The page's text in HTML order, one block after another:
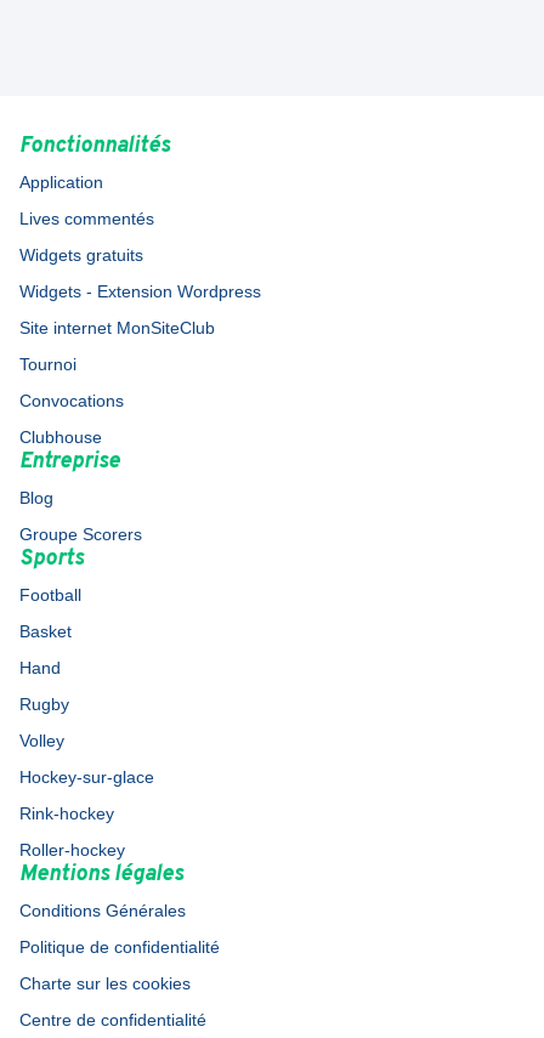
Fonctionnalités
Application
Lives commentés
Widgets gratuits
Widgets - Extension Wordpress
Site internet MonSiteClub
Tournoi
Convocations
Clubhouse
Entreprise
Blog
Groupe Scorers
Sports
Football
Basket
Hand
Rugby
Volley
Hockey-sur-glace
Rink-hockey
Roller-hockey
Mentions légales
Conditions Générales
Politique de confidentialité
Charte sur les cookies
Centre de confidentialité